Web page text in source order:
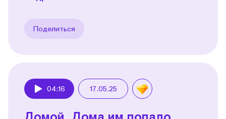
Поделиться
04:16 17.05.25
Домой. Дома им попало.